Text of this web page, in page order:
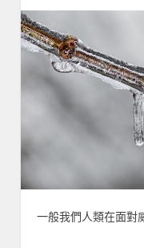
一般我們人類在面對